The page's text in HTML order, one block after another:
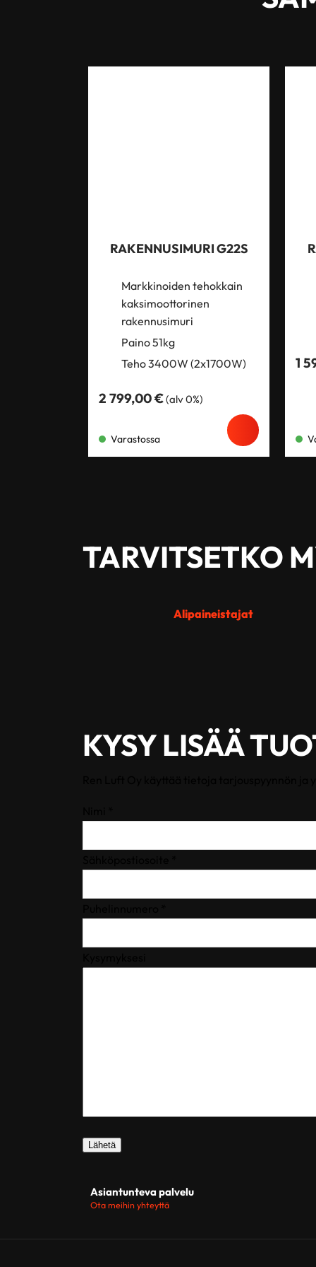
RAKENNUSIMURI G22S
Markkinoiden tehokkain
kaksimoottorinen
rakennusimuri
Paino 51kg
Teho 3400W (2x1700W)
2 799,00€(alv 0%)
Varastossa
1
TARVITSETKO
Alipaineistajat
KYSY LISÄÄ
Asiantunteva palvelu
Ota meihin yhteyttä